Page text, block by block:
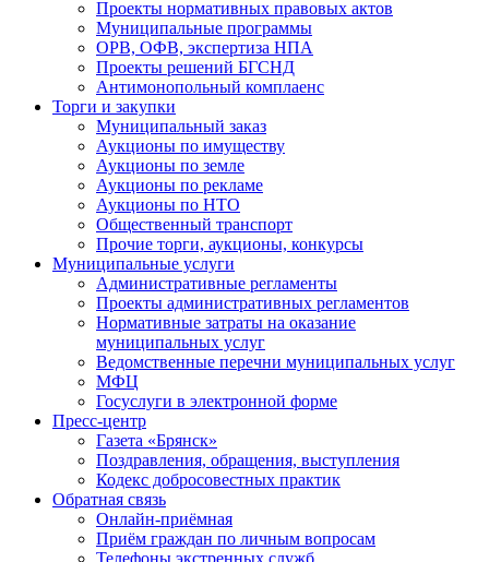
Проекты нормативных правовых актов
Муниципальные программы
ОРВ, ОФВ, экспертиза НПА
Проекты решений БГСНД
Антимонопольный комплаенс
Торги и закупки
Муниципальный заказ
Аукционы по имуществу
Аукционы по земле
Аукционы по рекламе
Аукционы по НТО
Общественный транспорт
Прочие торги, аукционы, конкурсы
Муниципальные услуги
Административные регламенты
Проекты административных регламентов
Нормативные затраты на оказание
муниципальных услуг
Ведомственные перечни муниципальных услуг
МФЦ
Госуслуги в электронной форме
Пресс-центр
Газета «Брянск»
Поздравления, обращения, выступления
Кодекс добросовестных практик
Обратная связь
Онлайн-приёмная
Приём граждан по личным вопросам
Телефоны экстренных служб